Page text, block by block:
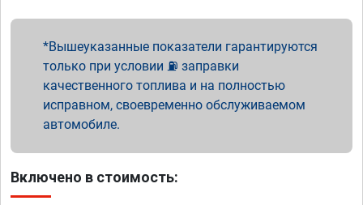
Вышеуказанные показатели гарантируются
только при условии ⛽ заправки
качественного топлива и на полностью
исправном, своевременно обслуживаемом
автомобиле.
Включено в стоимость: